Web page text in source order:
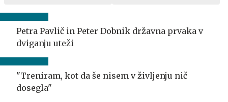
Petra Pavlič in Peter Dobnik državna prvaka v
dviganju uteži
"Treniram, kot da še nisem v življenju nič
dosegla"